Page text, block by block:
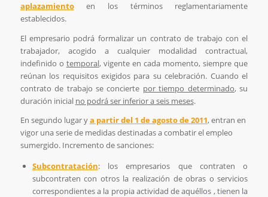
aplazamientoen los términos reglamentariamente
establecidos.
El empresario podrá formalizar un contrato de trabajo con el
trabajador, acogido a cualquier modalidad contractual,
indefinido o temporal, vigente en cada momento, siempre que
reúnan los requisitos exigidos para su celebración. Cuando el
contrato de trabajo se concierte por tiempo determinado, su
duración inicial no podrá ser inferior a seis meses.
En segundo lugar ya partir del 1 de agosto de 2011, entran en
vigor una serie de medidas destinadas a combatir el empleo
sumergido. Incremento de sanciones:
Subcontratación: los empresarios que contraten o
subcontraten con otros la realización de obras o servicios
correspondientes a la propia actividad de aquéllos , tienen la